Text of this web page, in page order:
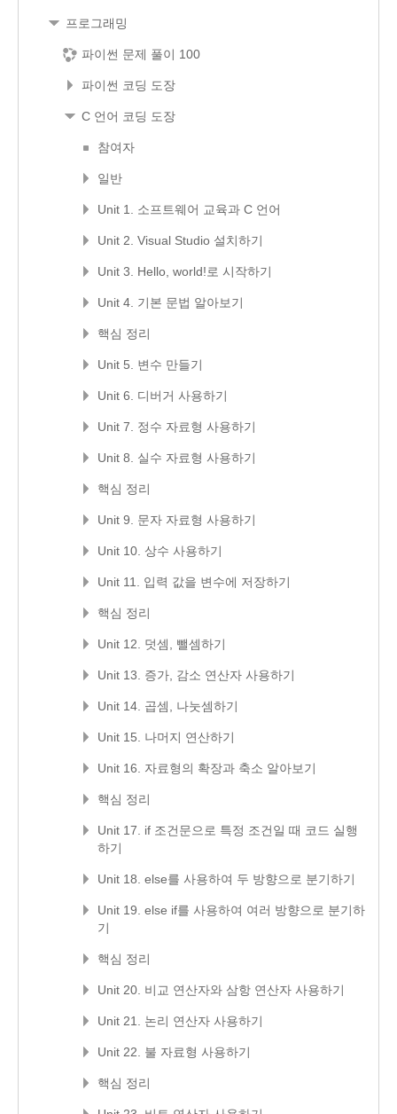
프로그래밍
파이썬 문제 풀이 100
파이썬 코딩 도장
C 언어 코딩 도장
참여자
일반
Unit 1. 소프트웨어 교육과 C 언어
Unit 2. Visual Studio 설치하기
Unit 3. Hello, world!로 시작하기
Unit 4. 기본 문법 알아보기
핵심 정리
Unit 5. 변수 만들기
Unit 6. 디버거 사용하기
Unit 7. 정수 자료형 사용하기
Unit 8. 실수 자료형 사용하기
핵심 정리
Unit 9. 문자 자료형 사용하기
Unit 10. 상수 사용하기
Unit 11. 입력 값을 변수에 저장하기
핵심 정리
Unit 12. 덧셈, 뺄셈하기
Unit 13. 증가, 감소 연산자 사용하기
Unit 14. 곱셈, 나눗셈하기
Unit 15. 나머지 연산하기
Unit 16. 자료형의 확장과 축소 알아보기
핵심 정리
Unit 17. if 조건문으로 특정 조건일 때 코드 실행
하기
Unit 18. else를 사용하여 두 방향으로 분기하기
Unit 19. else if를 사용하여 여러 방향으로 분기하
기
핵심 정리
Unit 20. 비교 연산자와 삼항 연산자 사용하기
Unit 21. 논리 연산자 사용하기
Unit 22. 불 자료형 사용하기
핵심 정리